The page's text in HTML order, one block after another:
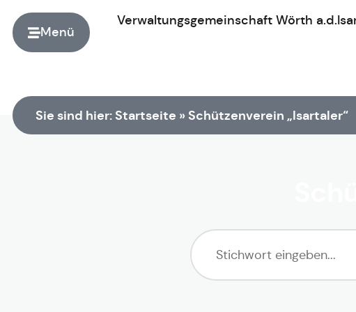
Menü
Verwaltungsgemeinschaft Wörth
Sie sind hier: Startseite » Schützenverein „Isartaler“